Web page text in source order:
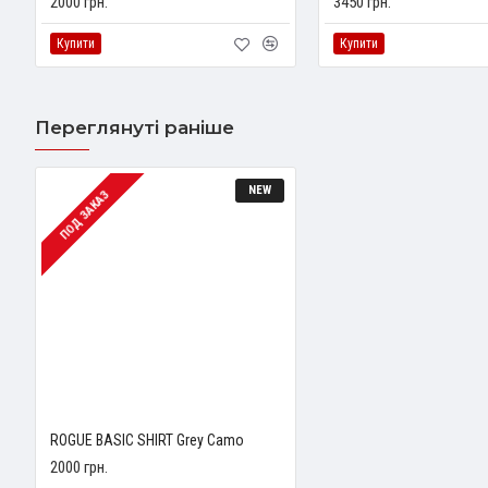
Купити Купити
Переглянуті раніше
NEW
ПОД ЗАКАЗ
ROGUE BASIC SHIRT Grey Camo
2000 грн.